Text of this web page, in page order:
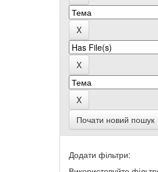
Почати новий пошук
Додати фільтри: